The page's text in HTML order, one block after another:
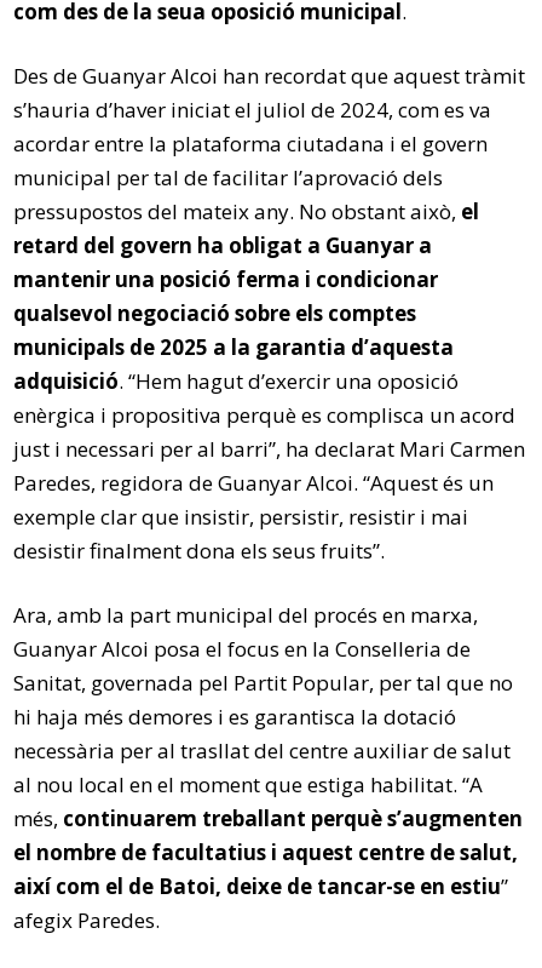
com des de la seua oposició municipal.
Des de Guanyar Alcoi han recordat que aquest tràmit
s’hauria d’haver iniciat el juliol de 2024, com es va
acordar entre la plataforma ciutadana i el govern
municipal per tal de facilitar l’aprovació dels
pressupostos del mateix any. No obstant això, el
retard del govern ha obligat a Guanyar a
mantenir una posició ferma i condicionar
qualsevol negociació sobre els comptes
municipals de 2025 a la garantia d’aquesta
adquisició. “Hem hagut d’exercir una oposició
enèrgica i propositiva perquè es complisca un acord
just i necessari per al barri”, ha declarat Mari Carmen
Paredes, regidora de Guanyar Alcoi. “Aquest és un
exemple clar que insistir, persistir, resistir i mai
desistir finalment dona els seus fruits”.
Ara, amb la part municipal del procés en marxa,
Guanyar Alcoi posa el focus en la Conselleria de
Sanitat, governada pel Partit Popular, per tal que no
hi haja més demores i es garantisca la dotació
necessària per al trasllat del centre auxiliar de salut
al nou local en el moment que estiga habilitat. “A
més, continuarem treballant perquè s’augmenten
el nombre de facultatius i aquest centre de salut,
així com el de Batoi, deixe de tancar-se en estiu”
afegix Paredes.